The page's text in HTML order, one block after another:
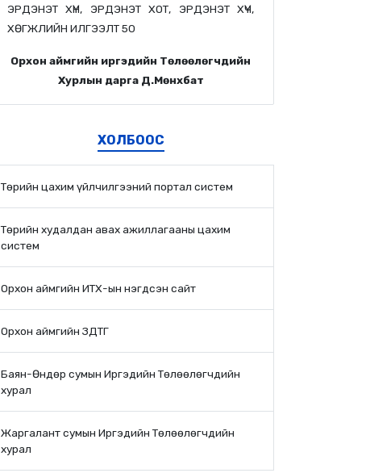
ЭРДЭНЭТ ХҮН, ЭРДЭНЭТ ХОТ, ЭРДЭНЭТ ХҮЧ,
ХӨГЖЛИЙН ИЛГЭЭЛТ 50
Орхон аймгийн иргэдийн Төлөөлөгчдийн
Хурлын дарга Д.Мөнхбат
ХОЛБООС
Төрийн цахим үйлчилгээний портал систем
Төрийн худалдан авах ажиллагааны цахим
систем
Орхон аймгийн ИТХ-ын нэгдсэн сайт
Орхон аймгийн ЗДТГ
Баян-Өндөр сумын Иргэдийн Төлөөлөгчдийн
хурал
Жаргалант сумын Иргэдийн Төлөөлөгчдийн
хурал